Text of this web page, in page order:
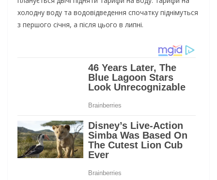
холодну воду та водовідведення спочатку піднімуться
з першого січня, а після цього в липні.